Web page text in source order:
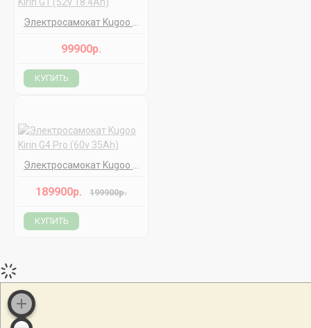
99900р.
КУПИТЬ
189900р. 199900р.
КУПИТЬ